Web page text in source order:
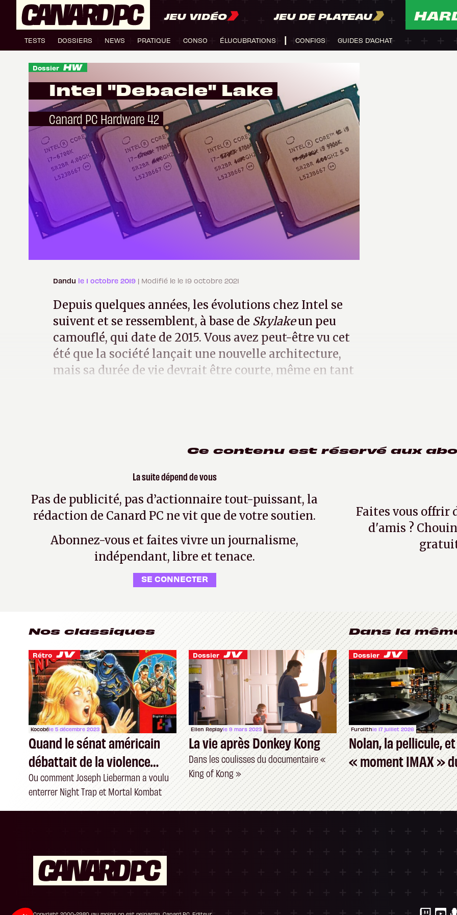
JEU VIDÉO JEU DE PLATEAU
TESTS DOSSIERS NEWS PRATIQUE CONSO ÉLUCUBRATIONS CONFIGS GUIDES D'ACHAT
Dossier
Intel "Debacle" Lake
Canard PC Hardware 42
Dandu le 1 octobre 2019 | Modifié le le 19 octobre 2021
Depuis quelques années, les évolutions chez Intel se
suivent et se ressemblent, à base de Skylakeun peu
camouflé, qui date de 2015. Vous avez peut-être vu cet
été que la société lançait une nouvelle architecture,
mais sa durée de vie devrait être courte, même en tant
Ce contenu est réservé aux
La suite dépend de vous
Pas de publicité, pas d’actionnaire tout-puissant, la
rédaction de Canard PC ne vit que de votre soutien.
Abonnez-vous et faites vivre un journalisme,
indépendant, libre et tenace.
SE CONNECTER
Faites vous offrir
d'amis ?
Nos classiques
Rétro
Kocobéle 5 décembre 2023
Quand le sénat américain
débattait de la violence
dans les jeux vidéo
Ou comment Joseph Lieberman a voulu
enterrer Night Trap et Mortal Kombat
Dossier
Ellen Replayle 9 mars 2023
La vie après Donkey Kong
Dans les coulisses du documentaire «
King of Kong »
Dans la
Dossier
Furolithle 17 juillet 2026
Nolan, la pellicule,
« moment IMAX »
vidéo
Notre plateforme vous permet d'adapter et de gérer vos paramètres de confidentialité,